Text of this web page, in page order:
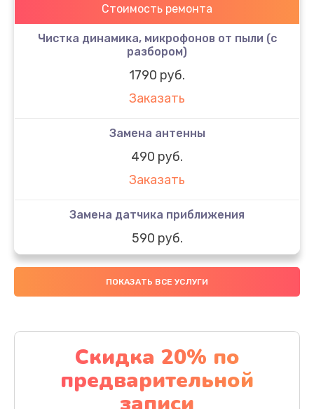
Стоимость ремонта
Чистка динамика, микрофонов от пыли (с
разбором)
1790 руб.
Заказать
Замена антенны
490 руб.
Заказать
Замена датчика приближения
590 руб.
Заказать
Замена стекла
Обновление ПО
890 руб.
ПОКАЗАТЬ ВСЕ УСЛУГИ
Скидка 20% по
предварительной